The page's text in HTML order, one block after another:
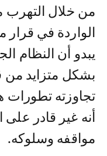
من خلال التهرب
يبدو أن النظام
بشكل متزايد من
تجاوزته تطورات
أنه غير قادر
مواقفه وسلوكه.